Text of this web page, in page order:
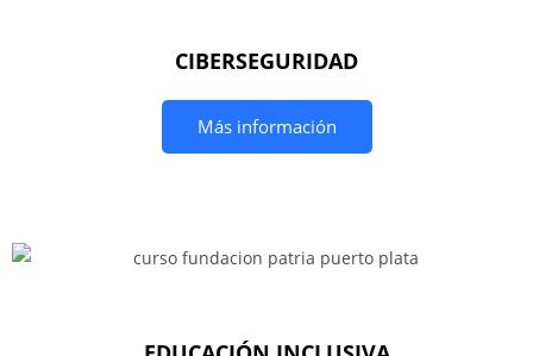
CIBERSEGURIDAD
Más información